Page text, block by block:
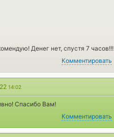
Денег нет, спустя 7 часов!!!
Комментировать
14:02
Спасибо Вам!
Комментировать